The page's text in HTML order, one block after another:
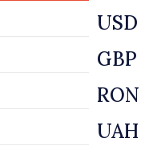
USD
GBP
RON
UAH